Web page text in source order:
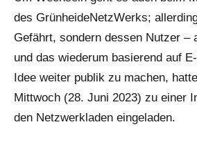
des GrünheideNetzWerks;
Gefährt, sondern dessen Nutzer –
und das wiederum basierend auf
Idee weiter publik zu machen,
Mittwoch (28. Juni 2023) zu einer
den Netzwerkladen eingeladen.